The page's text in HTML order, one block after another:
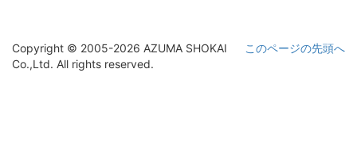
このページの先頭へ
Copyright © 2005-2026 AZUMA SHOKAI
Co.,Ltd. All rights reserved.